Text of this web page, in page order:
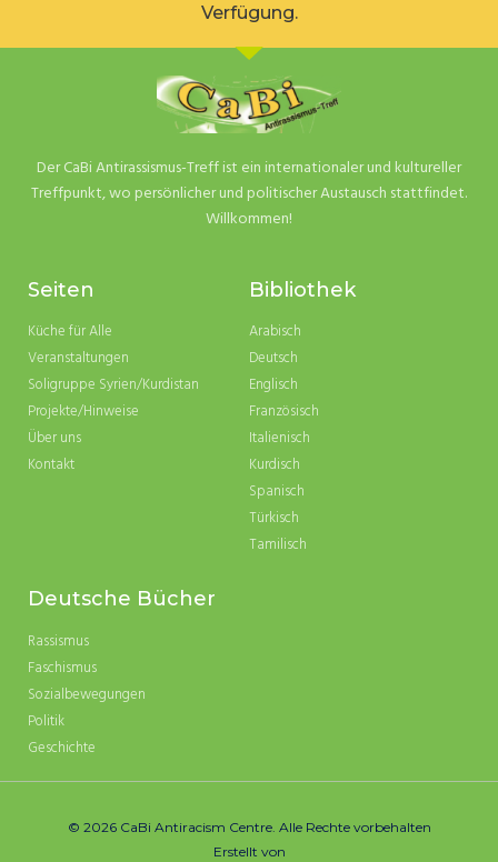
Verfügung.
Der CaBi Antirassismus-Treff ist ein internationaler und kultureller
Treffpunkt, wo persönlicher und politischer Austausch stattfindet.
Willkommen!
Seiten
Küche für Alle
Veranstaltungen
Soligruppe Syrien/Kurdistan
Projekte/Hinweise
Über uns
Kontakt
Bibliothek
Arabisch
Deutsch
Englisch
Französisch
Italienisch
Kurdisch
Spanisch
Türkisch
Tamilisch
Deutsche Bücher
Rassismus
Faschismus
Sozialbewegungen
Politik
Geschichte
© 2026 CaBi Antiracism Centre. Alle Rechte vorbehalten
Erstellt von